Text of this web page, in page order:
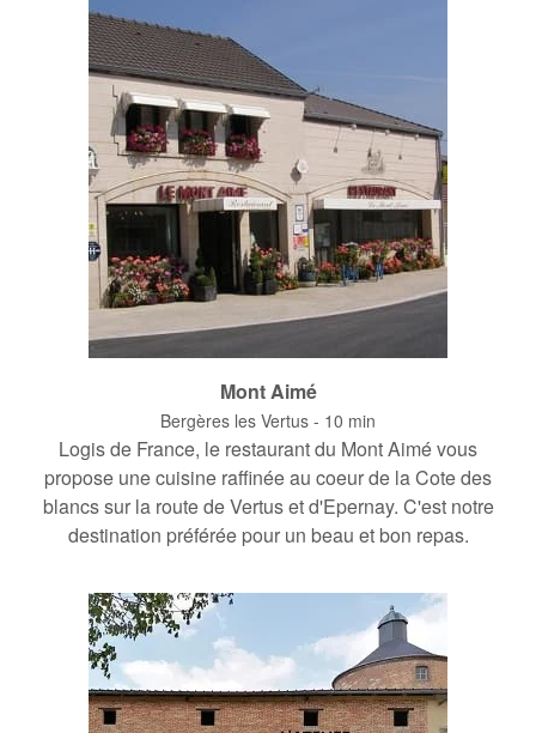
Mont Aimé
Bergères les Vertus - 10 min
Logis de France, le restaurant du Mont Aimé vous
propose une cuisine raffinée au coeur de la Cote des
blancs sur la route de Vertus et d'Epernay. C'est notre
destination préférée pour un beau et bon repas.